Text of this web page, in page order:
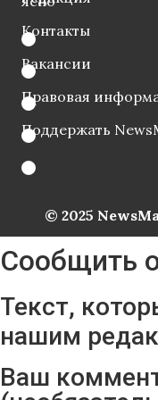
Контакты
Вакансии
Правовая
Поддержать
© 2025
Сообщить
Текст,
нашим
Ваш